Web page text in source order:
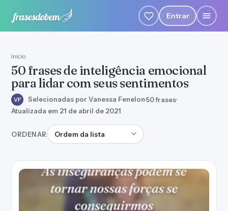
Entrar
Início
50 frases de inteligência emocional
para lidar com seus sentimentos
VF Selecionadas por Vanessa Fenelon·50 frases·
Atualizada em 21 de abril de 2021
ORDENAR Ordenar frases